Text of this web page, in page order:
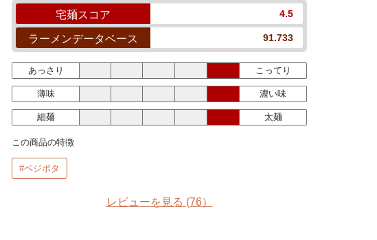
宅麺スコア 4.5
ラーメンデータベース 91.733
あっさり こってり
薄味 濃い味
細麺 太麺
この商品の特徴
#ベジポタ
レビューを見る (76）